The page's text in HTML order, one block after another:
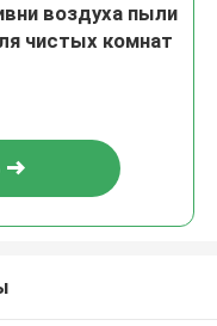
воздуха пыли
чистых комнат